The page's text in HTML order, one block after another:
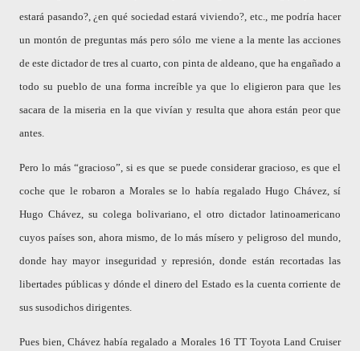
estará pasando?, ¿en qué sociedad estará viviendo?, etc., me podría hacer
un montón de preguntas más pero sólo me viene a la mente las acciones
de este dictador de tres al cuarto, con pinta de aldeano, que ha engañado a
todo su pueblo de una forma increíble ya que lo eligieron para que les
sacara de la miseria en la que vivían y resulta que ahora están peor que
antes.
Pero lo más “gracioso”, si es que se puede considerar gracioso, es que el
coche que le robaron a Morales se lo había regalado Hugo Chávez, sí
Hugo Chávez, su colega bolivariano, el otro dictador latinoamericano
cuyos países son, ahora mismo, de lo más mísero y peligroso del mundo,
donde hay mayor inseguridad y represión, donde están recortadas las
libertades públicas y dónde el dinero del Estado es la cuenta corriente de
sus susodichos dirigentes.
Pues bien, Chávez había regalado a Morales 16 TT Toyota Land Cruiser